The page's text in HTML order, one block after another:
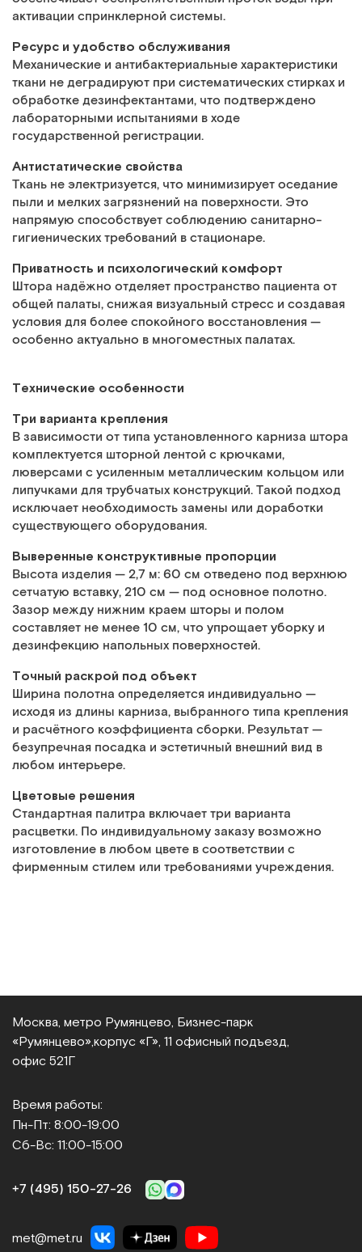
активации спринклерной системы.
Ресурс и удобство обслуживания
Механические и антибактериальные характеристики
ткани не деградируют при систематических стирках и
обработке дезинфектантами, что подтверждено
лабораторными испытаниями в ходе
государственной регистрации.
Антистатические свойства
Ткань не электризуется, что минимизирует оседание
пыли и мелких загрязнений на поверхности. Это
напрямую способствует соблюдению санитарно-
гигиенических требований в стационаре.
Приватность и психологический комфорт
Штора надёжно отделяет пространство пациента от
общей палаты, снижая визуальный стресс и создавая
условия для более спокойного восстановления —
особенно актуально в многоместных палатах.
Технические особенности
Три варианта крепления
В зависимости от типа установленного карниза штора
комплектуется шторной лентой с крючками,
люверсами с усиленным металлическим кольцом или
липучками для трубчатых конструкций. Такой подход
исключает необходимость замены или доработки
существующего оборудования.
Выверенные конструктивные пропорции
Высота изделия — 2,7 м: 60 см отведено под верхнюю
сетчатую вставку, 210 см — под основное полотно.
Зазор между нижним краем шторы и полом
составляет не менее 10 см, что упрощает уборку и
дезинфекцию напольных поверхностей.
Точный раскрой под объект
Ширина полотна определяется индивидуально —
исходя из длины карниза, выбранного типа крепления
и расчётного коэффициента сборки. Результат —
безупречная посадка и эстетичный внешний вид в
любом интерьере.
Цветовые решения
Стандартная палитра включает три варианта
расцветки. По индивидуальному заказу возможно
изготовление в любом цвете в соответствии с
фирменным стилем или требованиями учреждения.
Москва, метро Румянцево, Бизнес‑парк
«Румянцево», корпус «Г», 11 офисный подъезд,
офис 521Г
Время работы:
Пн-Пт: 8:00-19:00
Сб-Вс: 11:00-15:00
+7 (495) 150‑27‑26
met@met.ru